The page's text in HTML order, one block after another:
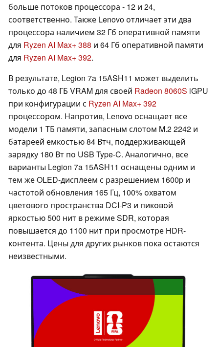
больше потоков процессора - 12 и 24,
соответственно. Также Lenovo отличает эти два
процессора наличием 32 Гб оперативной памяти
для Ryzen AI Max+ 388 и 64 Гб оперативной памяти
для Ryzen AI Max+ 392.
В результате, Legion 7a 15ASH11 может выделить
только до 48 ГБ VRAM для своей Radeon 8060S iGPU
при конфигурации с Ryzen AI Max+ 392
процессором. Напротив, Lenovo оснащает все
модели 1 ТБ памяти, запасным слотом M.2 2242 и
батареей емкостью 84 Втч, поддерживающей
зарядку 180 Вт по USB Type-C. Аналогично, все
варианты Legion 7a 15ASH11 оснащены одним и
тем же OLED-дисплеем с разрешением 1600p и
частотой обновления 165 Гц, 100% охватом
цветового пространства DCI-P3 и пиковой
яркостью 500 нит в режиме SDR, которая
повышается до 1100 нит при просмотре HDR-
контента. Цены для других рынков пока остаются
неизвестными.